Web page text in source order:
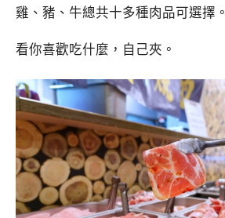
雞、豬、牛總共十多種肉品可選擇。
看你喜歡吃什麼，自己夾。